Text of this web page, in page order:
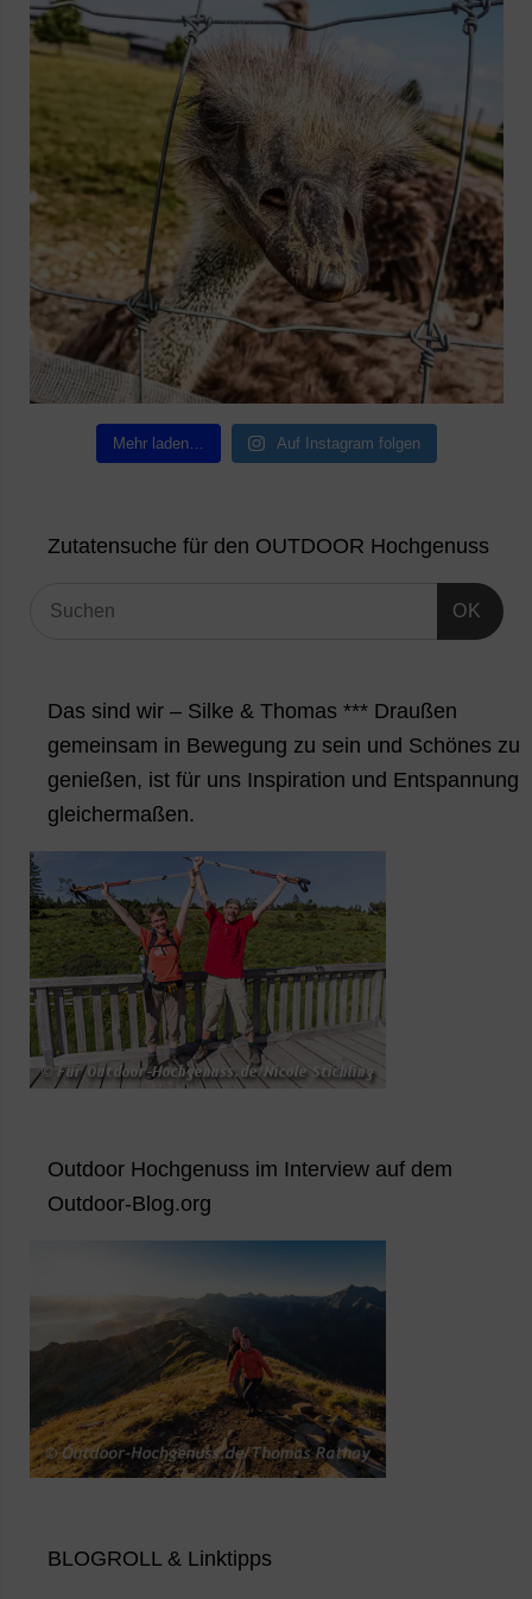
Mehr laden… Auf Instagram folgen
Zutatensuche für den OUTDOOR Hochgenuss
OK
Das sind wir – Silke & Thomas *** Draußen
gemeinsam in Bewegung zu sein und Schönes zu
genießen, ist für uns Inspiration und Entspannung
gleichermaßen.
Outdoor Hochgenuss im Interview auf dem
Outdoor-Blog.org
BLOGROLL & Linktipps